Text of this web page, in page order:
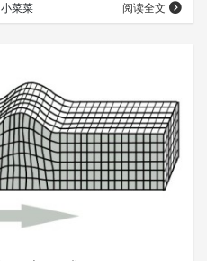
。经过我的搜索，找到了这
一个带盘符的虚拟盘。我们
理我们的文件。不过可惜的
小菜菜 阅读全文